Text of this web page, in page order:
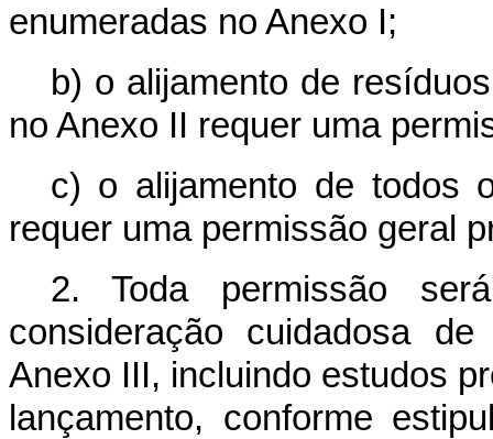
enumeradas no Anexo I;
b) o alijamento de
no Anexo II requer uma
c) o alijamento de todos
requer uma permissão geral
2. Toda permissão
consideração cuidadosa
Anexo III, incluindo estudos
lançamento, conforme